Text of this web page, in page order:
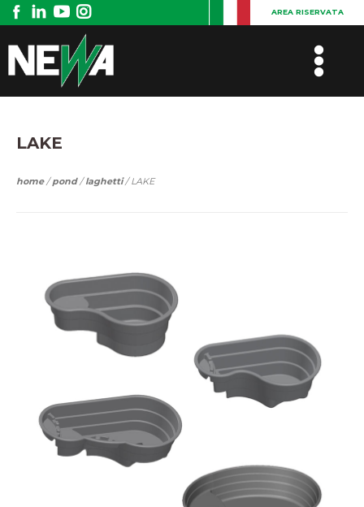
AREA RISERVATA
LAKE
home/pond/laghetti/ LAKE